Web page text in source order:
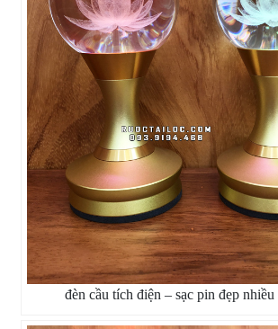
đèn cầu tích điện – sạc pin đẹp